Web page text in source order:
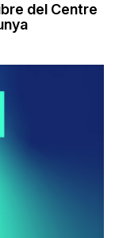
del Centre